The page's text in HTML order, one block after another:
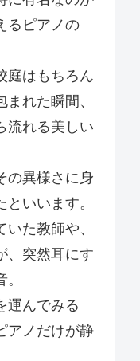
るピアノの
庭はもちろん
れた瞬間、
流れる美しい
の異様さに身
いいます。
た教師や、
、突然耳にす
運んでみる
アノだけが静